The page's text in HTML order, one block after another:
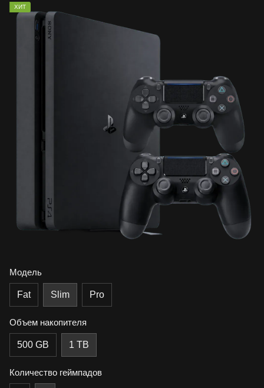
ХИТ
Модель
Fat Slim Pro
Объем накопителя
500 GB 1 TB
Количество геймпадов